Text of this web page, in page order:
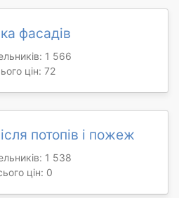
фасадів
1 566
цін: 72
потопів і пожеж
1 538
цін: 0